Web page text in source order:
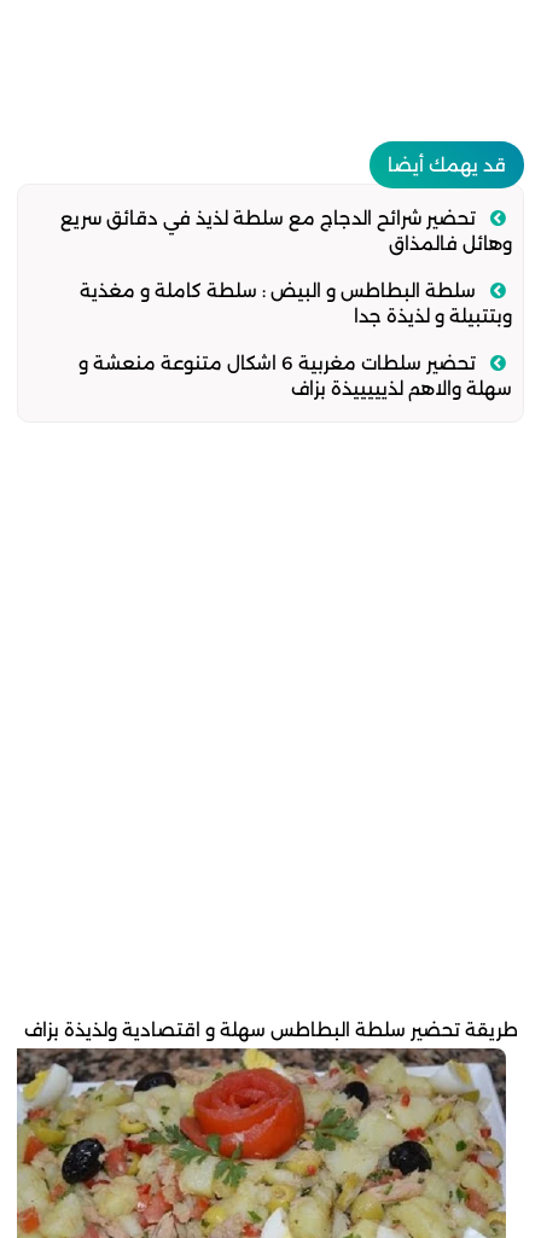
قد يهمك أيضا
تحضير شرائح الدجاج مع سلطة لذيذ في دقائق سريع
وهائل فالمذاق
سلطة البطاطس و البيض : سلطة كاملة و مغذية
وبتتبيلة و لذيذة جدا
تحضير سلطات مغربية 6 اشكال متنوعة منعشة و
سهلة والاهم لذيييييذة بزاف
طريقة تحضير سلطة البطاطس سهلة و اقتصادية ولذيذة بزاف